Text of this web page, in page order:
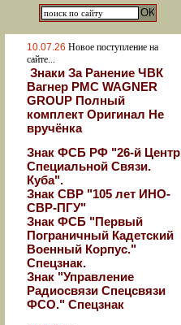
10.07.26 Новое поступление на
сайте...
Знаки За Ранение ЧВК
Вагнер РМС WAGNER
GROUP Полный
комплект Оригинал Не
вручёнка
Знак ФСБ РФ "26-й Центр
Специальной Связи.
Куба".
Знак СВР "105 лет ИНО-
СВР-ПГУ"
Знак ФСБ "Первый
Пограничный Кадетский
Военный Корпус."
Спецзнак.
Знак "Управление
Радиосвязи Спецсвязи
ФСО." Спецзнак